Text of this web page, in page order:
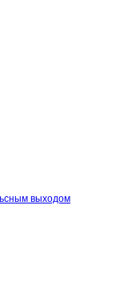
выходом